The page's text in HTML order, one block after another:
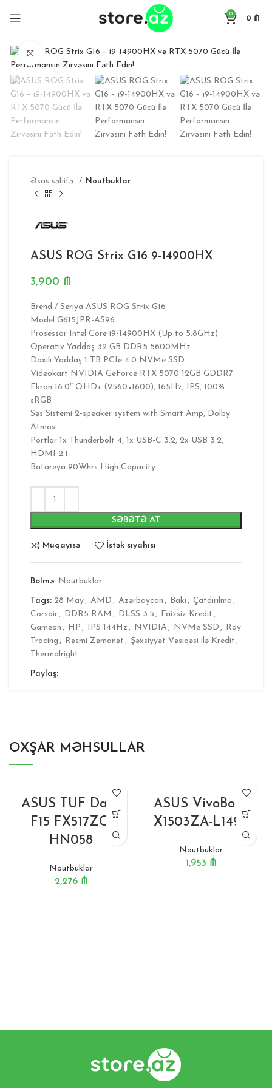
0
0 ₼
Böyütmək
Əsas səhifə Noutbuklar
ASUS ROG Strix G16 9-14900HX
3,900 ₼
Brend / Seriya ASUS ROG Strix G16
Model G615JPR-AS96
Prosessor Intel Core i9-14900HX (Up to 5.8GHz)
Operativ Yaddaş 32 GB DDR5 5600MHz
Daxili Yaddaş 1 TB PCIe 4.0 NVMe SSD
Videokart NVIDIA GeForce RTX 5070 12GB GDDR7
Ekran 16.0″ QHD+ (2560×1600), 165Hz, IPS, 100%
sRGB
Səs Sistemi 2-speaker system with Smart Amp, Dolby
Atmos
Portlar 1x Thunderbolt 4, 1x USB-C 3.2, 2x USB 3.2,
HDMI 2.1
Batareya 90Whrs High Capacity
SƏBƏTƏ AT
Müqayisə İstək siyahısı
Bölmə: Noutbuklar
Tags: 28 May, AMD , Azərbaycan , Bakı , Çatdırılma ,
Corsair, DDR5 RAM , DLSS 3.5 , Faizsiz Kredit ,
Gameon , HP , IPS 144Hz , NVIDIA , NVMe SSD , Ray
Tracing , Rəsmi Zəmanət , Şəxsiyyət Vəsiqəsi ilə Kredit ,
Thermalright
Paylaş:
OXŞAR MƏHSULLAR
ASUS TUF Dash
F15 FX517ZC-
HN058
Noutbuklar
2,276 ₼
ASUS VivoBook
X1503ZA-L1492
Noutbuklar
1,953 ₼